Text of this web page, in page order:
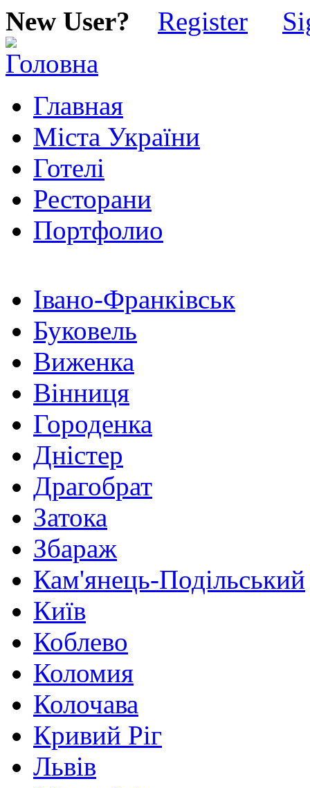
New User? Register
Главная
Міста України
Готелі
Ресторани
Портфолио
Івано-Франківськ
Буковель
Виженка
Вінниця
Городенка
Дністер
Драгобрат
Затока
Збараж
Кам'янець-Подільський
Київ
Коблево
Коломия
Колочава
Кривий Ріг
Львів